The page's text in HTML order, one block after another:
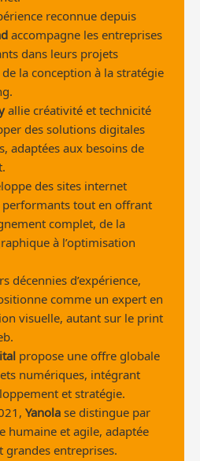
reconnue depuis
accompagne les entreprises
dans leurs projets
la conception à la stratégie
allie créativité et technicité
des solutions digitales
adaptées aux besoins de
des sites internet
tout en offrant
complet, de la
à l’optimisation
décennies d’expérience,
comme un expert en
visuelle, autant sur le print
propose une offre globale
numériques, intégrant
et stratégie.
Yanolase distingue par
humaine et agile, adaptée
grandes entreprises.